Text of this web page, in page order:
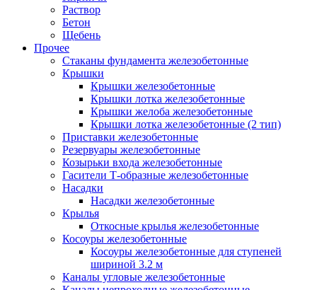
Раствор
Бетон
Щебень
Прочее
Стаканы фундамента железобетонные
Крышки
Крышки железобетонные
Крышки лотка железобетонные
Крышки желоба железобетонные
Крышки лотка железобетонные (2 тип)
Приставки железобетонные
Резервуары железобетонные
Козырьки входа железобетонные
Гасители Т-образные железобетонные
Насадки
Насадки железобетонные
Крылья
Откосные крылья железобетонные
Косоуры железобетонные
Косоуры железобетонные для ступеней
шириной 3.2 м
Каналы угловые железобетонные